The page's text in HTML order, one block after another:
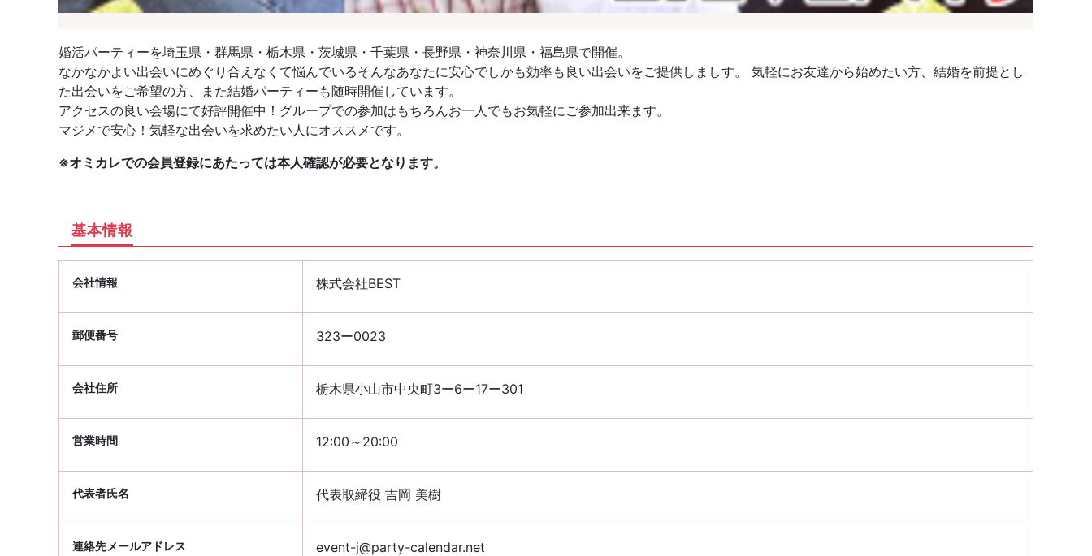
婚活パーティーを埼玉県・群馬県・栃木県・茨城県・千葉県・長野県・神奈川県・福島県で開催。
なかなかよい出会いにめぐり合えなくて悩んでいるそんなあなたに安心でしかも効率も良い出会いをご提供しましす。 気軽にお友達から始めたい方、結婚を前提とし
た出会いをご希望の方、また結婚パーティーも随時開催しています。
アクセスの良い会場にて好評開催中！グループでの参加はもちろんお一人でもお気軽にご参加出来ます。
マジメで安心！気軽な出会いを求めたい人にオススメです。
※オミカレでの会員登録にあたっては本人確認が必要となります。
基本情報
会社情報 株式会社BEST
郵便番号 323ー0023
会社住所 栃木県小山市中央町3ー6ー17ー301
営業時間 12:00～20:00
代表者氏名 代表取締役 吉岡 美樹
連絡先メールアドレス event-j@party-calendar.net